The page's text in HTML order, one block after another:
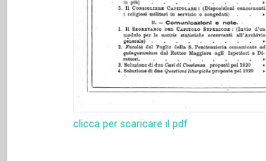
clicca per scaricare il pdf